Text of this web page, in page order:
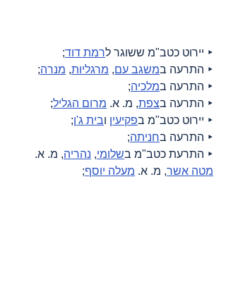
‣ יירוט כטב"מ ששוגר לרמת דוד;
‣ התרעה במשגב עם, מרגליות, מנרה;
‣ התרעה במלכיה;
‣ התרעה בצפת, מ. א. מרום הגליל;
‣ יירוט כטב"מ בפקיעין ובית ג'ן;
‣ התרעה בחניתה;
‣ התרעת כטב"מ בשלומי, נהריה, מ. א.
מטה אשר, מ. א. מעלה יוסף;